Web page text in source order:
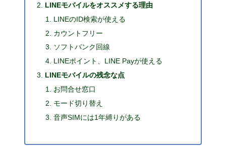
LINEモバイルをオススメする理由
LINEのID検索が使える
カウントフリー
ソフトバンク回線
LINEポイント、LINE Payが使える
LINEモバイルの残念な点
お問合せ窓口
モード切り替え
音声SIMには1年縛りがある